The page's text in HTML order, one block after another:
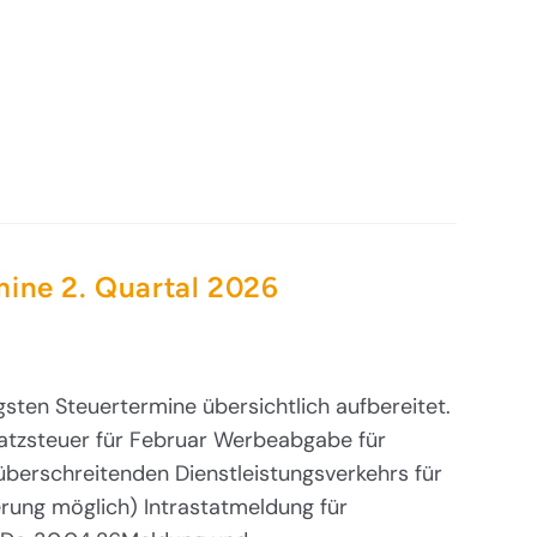
2. Quartal 2026
Steuertermine übersichtlich aufbereitet.
für Februar Werbeabgabe für
Dienstleistungsverkehrs für
möglich) Intrastatmeldung für